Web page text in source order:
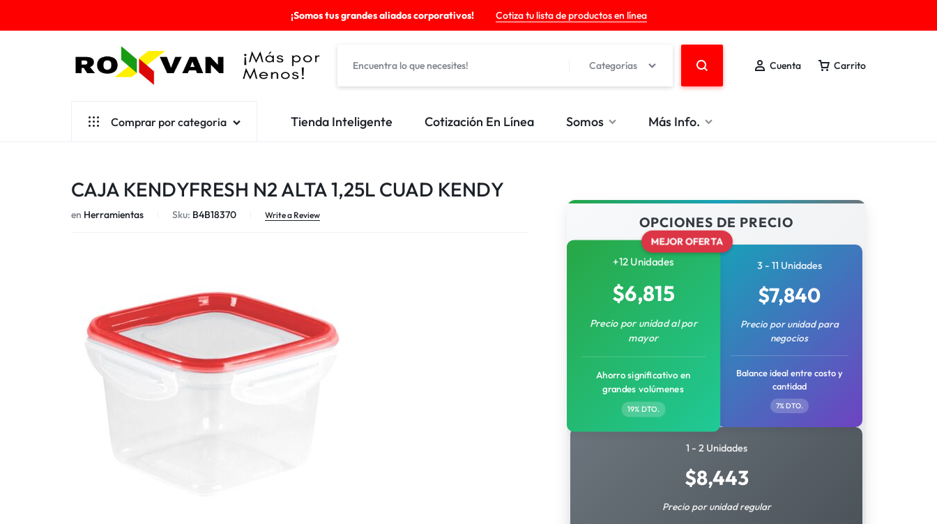
¡Somos tus grandes aliados corporativos! Cotiza tu lista de productos en línea
¡MÁS
MENOS!
Categorías Cuenta Carrito
Comprar por categoria
Cafetería
Escolares
Herramientas
Hogar
Otros
Tienda Inteligente Cotización En Línea Somos Más Info.
CAJA KENDYFRESH N2 ALTA 1,25L CUAD KENDY
en Herramientas Sku: B4B18370 Write a Review OPCIONES DE PRECIO
MEJOR OFERTA
+12 Unidades
$6,815
Precio por unidad al por
mayor
Ahorro significativo en
grandes volúmenes
19% DTO.
3 - 11 Unidades
$7,840
Precio por unidad para
negocios
Balance ideal entre costo y
cantidad
7% DTO.
1 - 2 Unidades
$8,443
Precio por unidad regular